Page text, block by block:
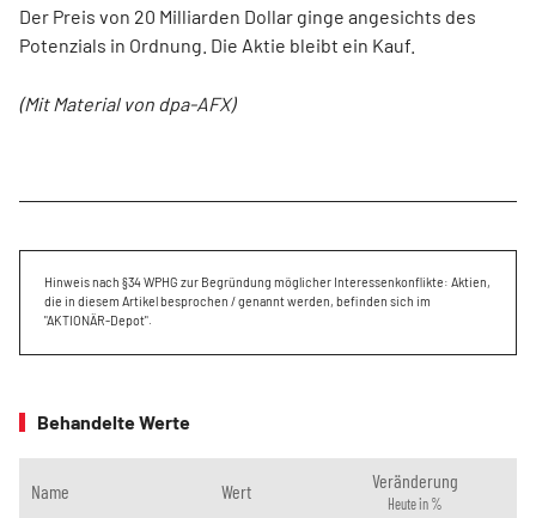
Der Preis von 20 Milliarden Dollar ginge angesichts des
Potenzials in Ordnung. Die Aktie bleibt ein Kauf.
(Mit Material von dpa-AFX)
Hinweis nach §34 WPHG zur Begründung möglicher Interessenkonflikte: Aktien,
die in diesem Artikel besprochen / genannt werden, befinden sich im
"AKTIONÄR-Depot".
Behandelte Werte
Name Wert Veränderung
Heute in %